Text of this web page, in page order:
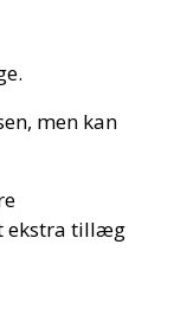
men kan
ekstra tillæg